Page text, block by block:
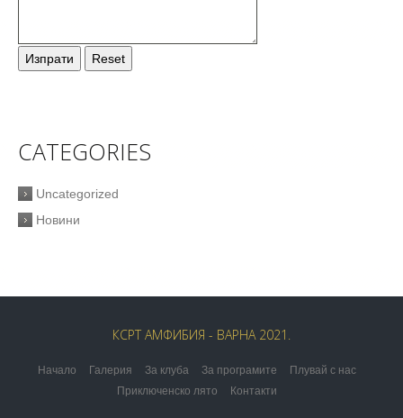
CATEGORIES
Uncategorized
Новини
КСРТ АМФИБИЯ - ВАРНА 2021.
Начало Галерия За клуба За програмите
Плувай с нас
Приключенско лято
Контакти